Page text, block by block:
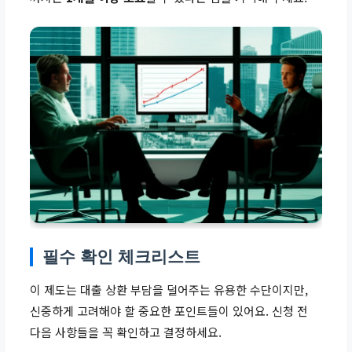
필수 확인 체크리스트
이 제도는 대출 상환 부담을 덜어주는 유용한 수단이지만,
신중하게 고려해야 할 중요한 포인트들이 있어요. 신청 전
다음 사항들을 꼭 확인하고 결정하세요.